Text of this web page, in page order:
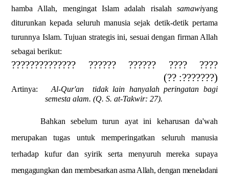
hamba Allah, mengingat Islam adalah risalah samawiyang
diturunkan kepada seluruh manusia sejak detik-detik pertama
turunnya Islam. Tujuan strategis ini, sesuai dengan firman Allah
sebagai berikut:
???? ???? ?????? ?????? ??????????????
(???????: ??)
Artinya: Al-Qur'an
tidak lain hanyalah peringatan bagi
semesta alam. (Q. S. at-Takwir: 27).
Bahkan sebelum turun ayat ini keharusan da'wah
merupakan tugas untuk memperingatkan seluruh manusia
terhadap kufur dan syirik serta menyuruh mereka supaya
mengagungkan dan membesarkan asma Allah, dengan meneladani